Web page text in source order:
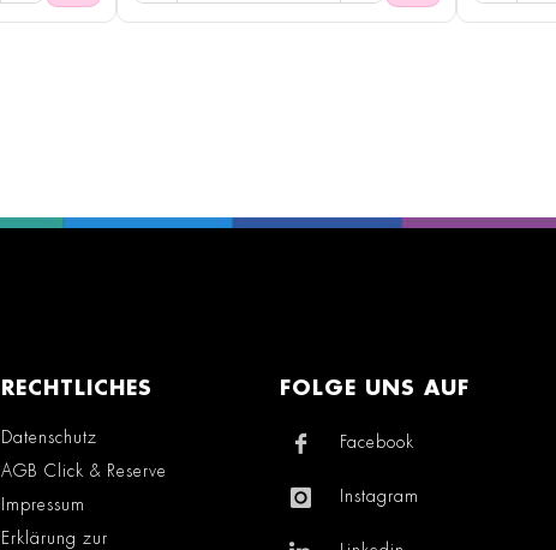
RECHTLICHES
Datenschutz
AGB Click & Reserve
Impressum
Erklärung zur
FOLGE UNS AUF
Facebook
Instagram